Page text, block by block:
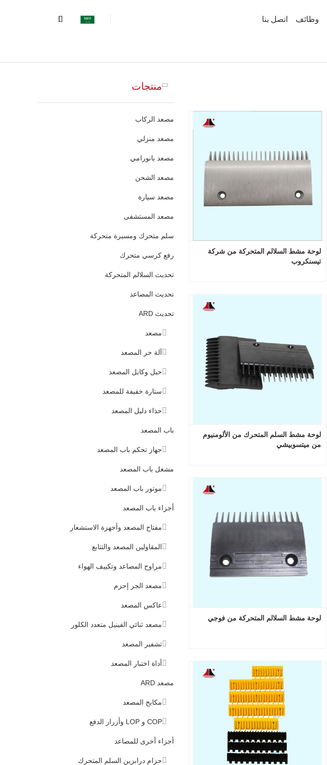
وظائف اتصل بنا
منتجات
مصعد الركاب
مصعد منزلي
مصعد بانورامي
مصعد الشحن
مصعد سيارة
مصعد المستشفى
سلم متحرك ومسيرة متحركة
رفع كرسي متحرك
تحديث السلالم المتحركة
تحديث المصاعد
تحديث ARD
مصعد
آلة جر المصعد
حبل وكابل المصعد
ستارة خفيفة للمصعد
حذاء دليل المصعد
باب المصعد
جهاز تحكم باب المصعد
مشغل باب المصعد
موتور باب المصعد
أجزاء باب المصعد
مفتاح المصعد وأجهزة الاستشعار
المقاولين المصعد والتتابع
مراوح المصاعد وتكييف الهواء
مصعد الجر إحزم
عاكس المصعد
مصعد ثنائي الفينيل متعدد الكلور
تشفير المصعد
أداة اختبار المصعد
مصعد ARD
مكابح المصعد
COP و LOP وأزرار الدفع
أجزاء أخرى للمصاعد
حزام درابزين السلم المتحرك
تيسنكروب
لوحة مشط السلالم المتحركة من شركة تيسنكروب
من ميتسوبيشي
لوحة مشط السلم المتحرك من الألومنيوم من ميتسوبيشي
لوحة مشط السلالم المتحركة من فوجي
لوحة مشط السلالم المتحركة من فوجي
اتصل الآن